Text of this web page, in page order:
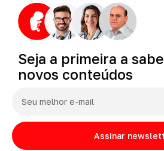
Seja a primeira a
novos conteúdos
Assinar